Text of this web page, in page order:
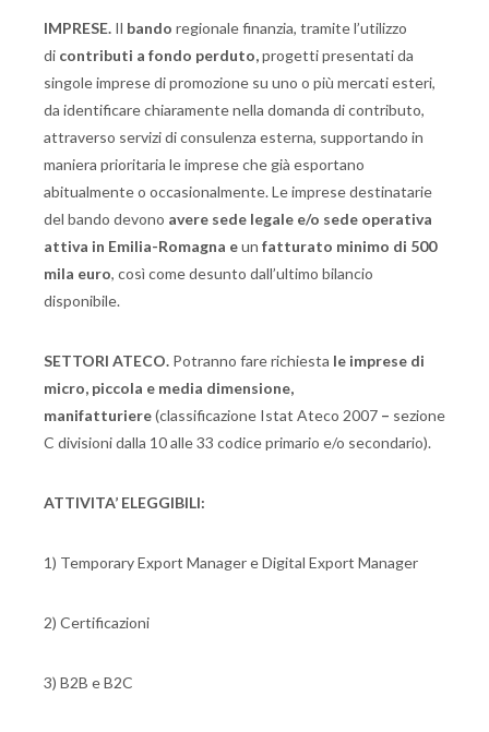
IMPRESE. Il bando regionale finanzia, tramite l’utilizzo
di contributi a fondo perduto,progetti presentati da
singole imprese di promozione su uno o più mercati esteri,
da identificare chiaramente nella domanda di contributo,
attraverso servizi di consulenza esterna, supportando in
maniera prioritaria le imprese che già esportano
abitualmente o occasionalmente. Le imprese destinatarie
del bando devono avere sede legale e/o sede operativa
attiva in Emilia-Romagna eun fatturato minimo di 500
mila euro, così come desunto dall’ultimo bilancio
disponibile.
SETTORI ATECO. Potranno fare richiesta le imprese di
micro, piccola e media dimensione,
manifatturiere(classificazione Istat Ateco 2007 – sezione
C divisioni dalla 10 alle 33 codice primario e/o secondario).
ATTIVITA’ ELEGGIBILI:
1) Temporary Export Manager e Digital Export Manager
2) Certificazioni
3) B2B e B2C